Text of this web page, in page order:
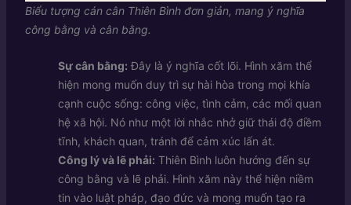
Biểu tượng cán cân Thiên Bình đơn giản, mang ý nghĩa
công bằng và cân bằng.
Sự cân bằng: Đây là ý nghĩa cốt lõi. Hình xăm thể
hiện mong muốn duy trì sự hài hòa trong mọi khía
cạnh cuộc sống: công việc, tình cảm, các mối quan
hệ xã hội. Nó như một lời nhắc nhở giữ thái độ điềm
tĩnh, khách quan, tránh để cảm xúc lấn át.
Công lý và lẽ phải: Thiên Bình luôn hướng đến sự
công bằng và lẽ phải. Hình xăm này thể hiện niềm
tin vào luật pháp, đạo đức và mong muốn tạo ra